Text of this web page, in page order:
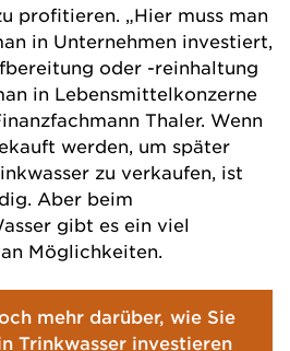
profitieren. „Hier muss man
in Unternehmen investiert,
oder -reinhaltung
in Lebensmittelkonzerne
Thaler. Wenn
werden, um später
zu verkaufen, ist
Aber beim
gibt es ein viel
Möglichkeiten.
mehr darüber, wie Sie
Trinkwasser investieren